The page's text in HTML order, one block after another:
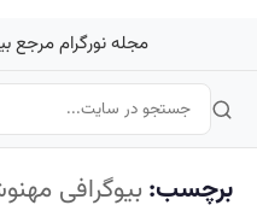
مجله نورگرام مرجع
برچسب: بیوگرافی